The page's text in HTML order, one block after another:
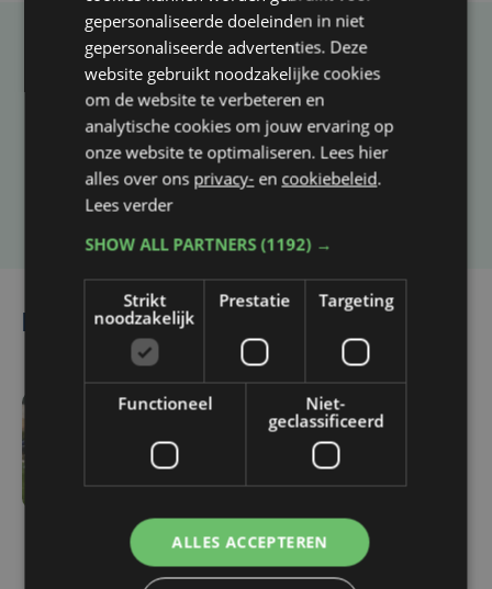
Taalfout opgemerkt?
Heb je een taal- of schrijffout opgemerkt in dit
artikel?
Laat het ons weten
Lees ook
vr 7 augustus | 16:12
tegen Racing Genk:
ambitie beperken?"
gepersonaliseerde doeleinden in niet
gepersonaliseerde advertenties. Deze
website gebruikt noodzakelijke cookies
om de website te verbeteren en
analytische cookies om jouw ervaring op
onze website te optimaliseren. Lees hier
alles over ons privacy- en cookiebeleid.
Lees verder
SHOW ALL PARTNERS(1192) →
Strikt
noodzakelijk
Prestatie Targeting
Functioneel
Niet-
geclassificeerd
ALLES ACCEPTEREN